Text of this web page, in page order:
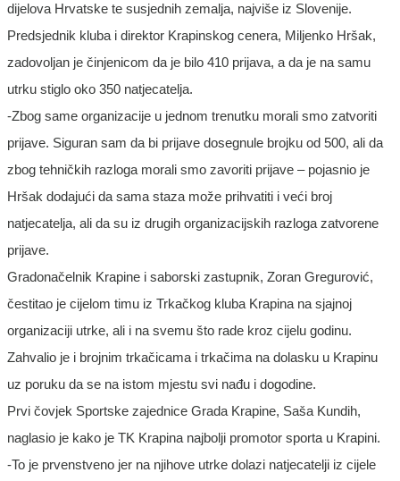
dijelova Hrvatske te susjednih zemalja, najviše iz Slovenije.
Predsjednik kluba i direktor Krapinskog cenera, Miljenko Hršak,
zadovoljan je činjenicom da je bilo 410 prijava, a da je na samu
utrku stiglo oko 350 natjecatelja.
-Zbog same organizacije u jednom trenutku morali smo zatvoriti
prijave. Siguran sam da bi prijave dosegnule brojku od 500, ali da
zbog tehničkih razloga morali smo zavoriti prijave – pojasnio je
Hršak dodajući da sama staza može prihvatiti i veći broj
natjecatelja, ali da su iz drugih organizacijskih razloga zatvorene
prijave.
Gradonačelnik Krapine i saborski zastupnik, Zoran Gregurović,
čestitao je cijelom timu iz Trkačkog kluba Krapina na sjajnoj
organizaciji utrke, ali i na svemu što rade kroz cijelu godinu.
Zahvalio je i brojnim trkačicama i trkačima na dolasku u Krapinu
uz poruku da se na istom mjestu svi nađu i dogodine.
Prvi čovjek Sportske zajednice Grada Krapine, Saša Kundih,
naglasio je kako je TK Krapina najbolji promotor sporta u Krapini.
-To je prvenstveno jer na njihove utrke dolazi natjecatelji iz cijele